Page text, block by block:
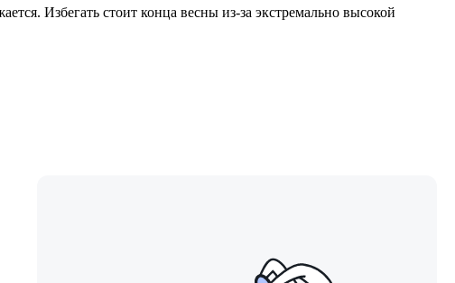
Избегать стоит конца весны из-за экстремально высокой